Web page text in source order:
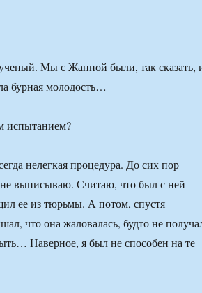
Мы с Жанной были, так сказать,
бурная молодость…
испытанием?
нелегкая процедура. До сих пор
выписываю. Считаю, что был с ней
ее из тюрьмы. А потом, спустя
что она жаловалась, будто не
Наверное, я был не способен на те